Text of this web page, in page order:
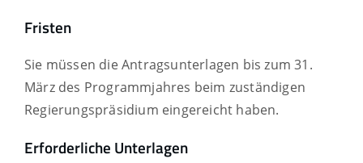
Fristen
Sie müssen die Antragsunterlagen bis zum 31.
März des Programmjahres beim zuständigen
Regierungspräsidium eingereicht haben.
Erforderliche Unterlagen